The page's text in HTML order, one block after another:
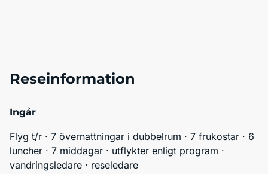
Reseinformation
Ingår
Flyg t/r · 7 övernattningar i dubbelrum · 7 frukostar · 6
luncher · 7 middagar · utflykter enligt program ·
vandringsledare · reseledare